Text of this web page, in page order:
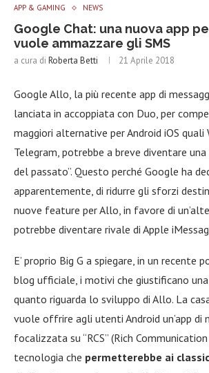
APP & GAMING NEWS
Google Chat: una nuova app
vuole ammazzare gli SMS
a cura di Roberta Betti 21 Aprile 2018
Google Allo, la più recente app di
lanciata in accoppiata con Duo, per
maggiori alternative per Android iOS quali
Telegram, potrebbe a breve diventare
del passato”. Questo perché Google ha
apparentemente, di ridurre gli sforzi
nuove feature per Allo, in favore di
potrebbe diventare rivale di Apple
E’ proprio Big G a spiegare, in un recente
blog ufficiale, i motivi che giustificano
quanto riguarda lo sviluppo di Allo. La
vuole offrire agli utenti Android un’app di
focalizzata su “RCS” (Rich
tecnologia che permetterebbe ai